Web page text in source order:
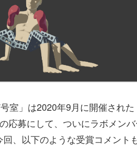
室」は2020年9月に開催され
応募にして、ついにラボメン
回、以下のような受賞コメント